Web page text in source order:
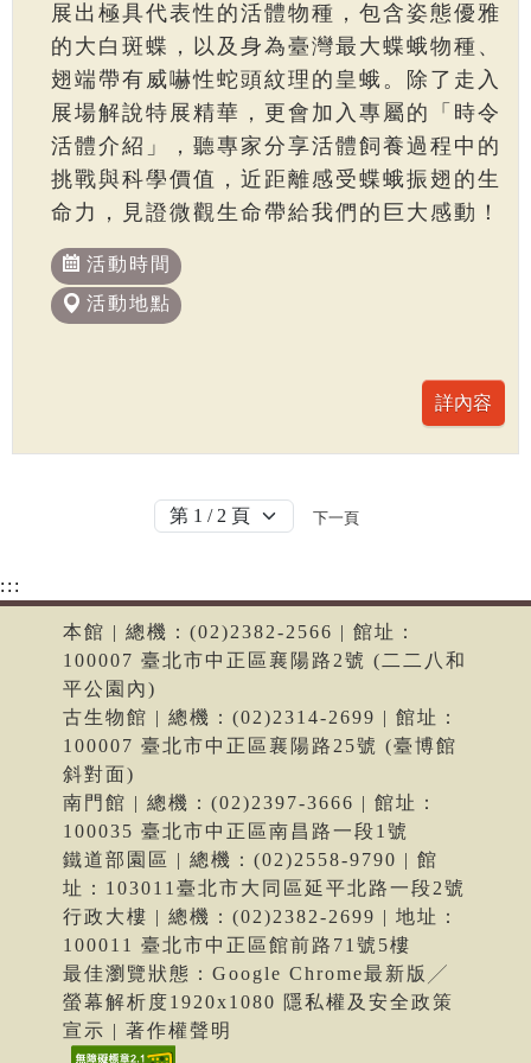
展出極具代表性的活體物種，包含姿態優雅
的大白斑蝶，以及身為臺灣最大蝶蛾物種、
翅端帶有威嚇性蛇頭紋理的皇蛾。除了走入
展場解說特展精華，更會加入專屬的「時令
活體介紹」，聽專家分享活體飼養過程中的
挑戰與科學價值，近距離感受蝶蛾振翅的生
命力，見證微觀生命帶給我們的巨大感動！
活動時間
活動地點
下一頁
:::
本館 | 總機：(02)2382-2566 | 館址：
100007 臺北市中正區襄陽路2號 (二二八和
平公園內)
古生物館 | 總機：(02)2314-2699 | 館址：
100007 臺北市中正區襄陽路25號 (臺博館
斜對面)
南門館 | 總機：(02)2397-3666 | 館址：
100035 臺北市中正區南昌路一段1號
鐵道部園區 | 總機：(02)2558-9790 | 館
址：103011臺北市大同區延平北路一段2號
行政大樓 | 總機：(02)2382-2699 | 地址：
100011 臺北市中正區館前路71號5樓
最佳瀏覽狀態：Google Chrome最新版╱
螢幕解析度1920x1080 隱私權及安全政策
宣示 | 著作權聲明